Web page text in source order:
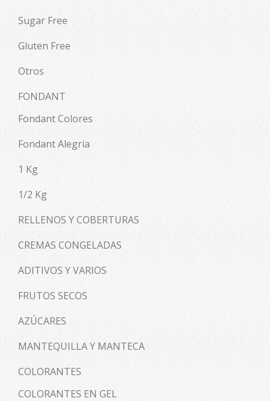
Sugar Free
Gluten Free
Otros
FONDANT
Fondant Colores
Fondant Alegria
1 Kg
1/2 Kg
RELLENOS Y COBERTURAS
CREMAS CONGELADAS
ADITIVOS Y VARIOS
FRUTOS SECOS
AZÚCARES
MANTEQUILLA Y MANTECA
COLORANTES
COLORANTES EN GEL